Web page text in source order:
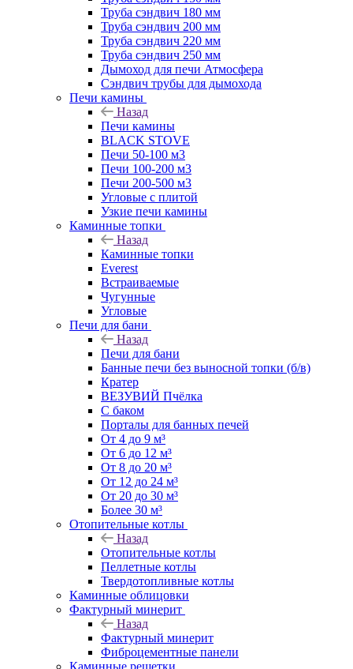
Труба сэндвич 180 мм
Труба сэндвич 200 мм
Труба сэндвич 220 мм
Труба сэндвич 250 мм
Дымоход для печи Атмосфера
Сэндвич трубы для дымохода
Печи камины
Назад
Печи камины
BLACK STOVE
Печи 50-100 м3
Печи 100-200 м3
Печи 200-500 м3
Угловые с плитой
Узкие печи камины
Каминные топки
Назад
Каминные топки
Everest
Встраиваемые
Чугунные
Угловые
Печи для бани
Назад
Печи для бани
Банные печи без выносной топки (б/в)
Кратер
ВЕЗУВИЙ Пчёлка
С баком
Порталы для банных печей
От 4 до 9 м³
От 6 до 12 м³
От 8 до 20 м³
От 12 до 24 м³
От 20 до 30 м³
Более 30 м³
Отопительные котлы
Назад
Отопительные котлы
Пеллетные котлы
Твердотопливные котлы
Каминные облицовки
Фактурный минерит
Назад
Фактурный минерит
Фиброцементные панели
Каминные решетки